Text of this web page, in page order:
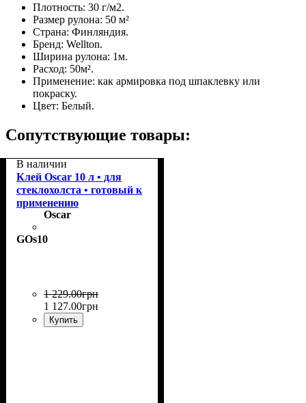
Плотность: 30 г/м2.
Размер рулона: 50 м²
Страна: Финляндия.
Бренд: Wellton.
Ширина рулона: 1м.
Расход: 50м².
Применение: как армировка под шпаклевку или
покраску.
Цвет: Белый.
Сопутствующие товары:
В наличии
Клей Oscar 10 л • для
стеклохолста • готовый к
применению
Oscar
GOs10
1 229.00грн
1 127.00грн
Купить